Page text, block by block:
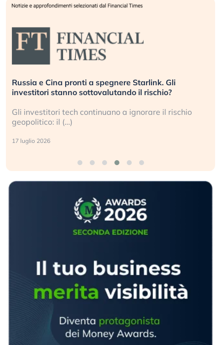
Russia e Cina pronti a spegnere Starlink. Gli
investitori stanno sottovalutando il rischio?
Gli investitori tech continuano a ignorare il rischio
geopolitico: il (…)
17 luglio 2026